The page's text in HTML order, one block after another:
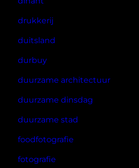
drukkerij
duitsland
durbuy
duurzame architectuur
duurzame dinsdag
duurzame stad
foodfotografie
fotografie